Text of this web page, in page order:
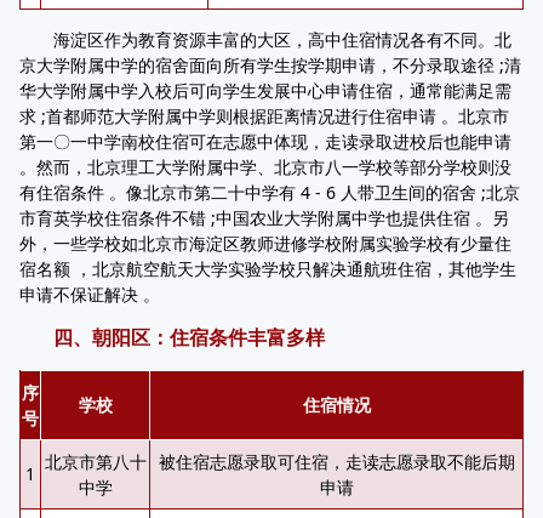
海淀区作为教育资源丰富的大区，高中住宿情况各有不同。北
京大学附属中学的宿舍面向所有学生按学期申请，不分录取途径 ;清
华大学附属中学入校后可向学生发展中心申请住宿，通常能满足需
求 ;首都师范大学附属中学则根据距离情况进行住宿申请 。北京市
第一〇一中学南校住宿可在志愿中体现，走读录取进校后也能申请
。然而，北京理工大学附属中学、北京市八一学校等部分学校则没
有住宿条件 。像北京市第二十中学有 4 - 6 人带卫生间的宿舍 ;北京
市育英学校住宿条件不错 ;中国农业大学附属中学也提供住宿 。另
外，一些学校如北京市海淀区教师进修学校附属实验学校有少量住
宿名额 ，北京航空航天大学实验学校只解决通航班住宿，其他学生
申请不保证解决 。
四、朝阳区：住宿条件丰富多样
序
号
学校 住宿情况
1
北京市第八十
中学
被住宿志愿录取可住宿，走读志愿录取不能后期
申请